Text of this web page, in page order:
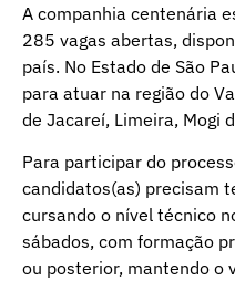
A companhia centenária
285 vagas abertas,
país. No Estado de São
para atuar na região do
de Jacareí, Limeira, Mogi
Para participar do
candidatos(as) precisam
cursando o nível técnico
sábados, com formação
ou posterior, mantendo o